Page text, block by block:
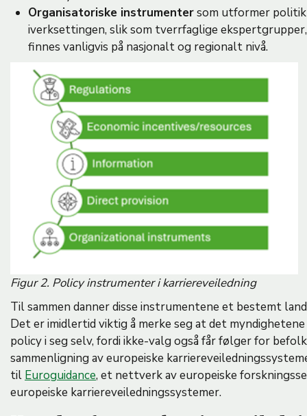
Organisatoriske instrumentersom utformer
iverksettingen, slik som tverrfaglige
finnes vanligvis på nasjonalt og regionalt nivå.
Figur 2. Policy instrumenter i karriereveiledning
Til sammen danner disse instrumentene et bestemt
Det er imidlertid viktig å merke seg at det
policy i seg selv, fordi ikke-valg også får følger for
sammenligning av europeiske
til Euroguidance, et nettverk av europeiske
europeiske karriereveiledningssystemer.